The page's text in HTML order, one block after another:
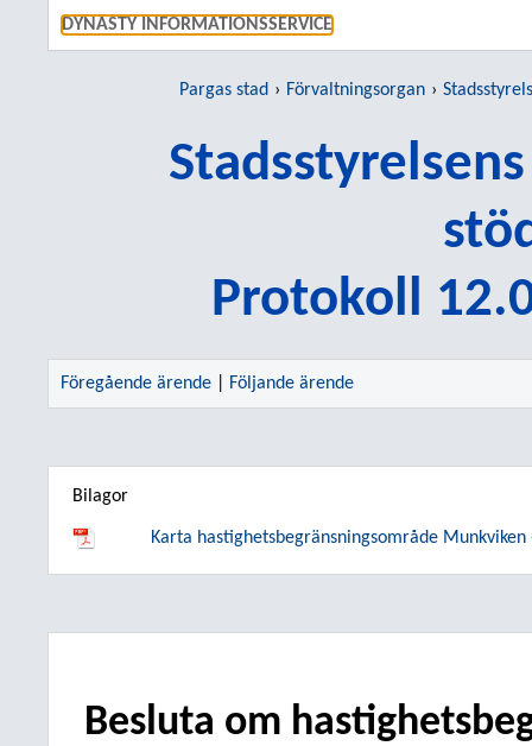
DYNASTY INFORMATIONSSERVICE
Pargas stad Förvaltningsorgan
Protokoll
Föregående ärende Följande ärende
Bilagor
Karta hastighetsbegränsningsområde
Besluta om